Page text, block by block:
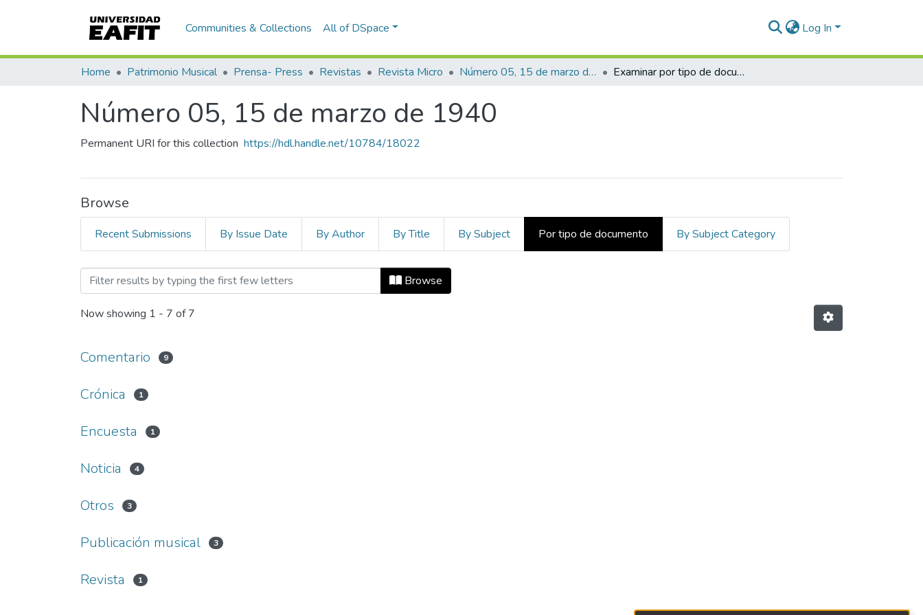
Communities & Collections All of DSpace Log In
Home Patrimonio Musical Prensa- Press Revistas Revista Micro Número 05, 15 de marzo de 1940 Examinar por tipo de documento
Número 05, 15 de marzo de 1940
Permanent URI for this collection https://hdl.handle.net/10784/18022
Browse
Recent Submissions By Issue Date By Author By Title By Subject Por tipo de documento By Subject Category
Browsing Número 05, 15 de marzo de 1940 by Tipo de documento
Browse
Now showing 1 - 7 of 7
Comentario 9
Crónica 1
Encuesta 1
Noticia 4
Otros 3
Publicación musical 3
Revista 1